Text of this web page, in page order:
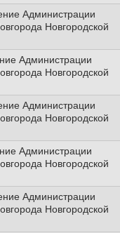
Администрации
Новгородской
Администрации
Новгородской
Администрации
Новгородской
Администрации
Новгородской
Администрации
Новгородской